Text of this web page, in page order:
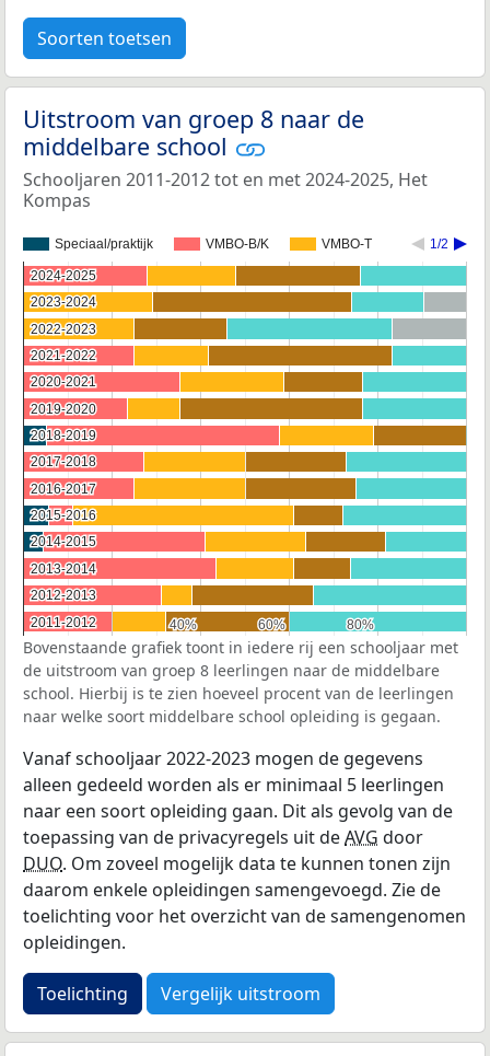
Soorten toetsen
Uitstroom van groep 8 naar de
middelbare school
Schooljaren 2011-2012 tot en met 2024-2025, Het
Kompas
Speciaal/praktijk VMBO-B/K VMBO-T 1/2
40%
40% 60%
60% 80%
80%
2024-2025
2024-2025
2023-2024
2023-2024
2022-2023
2022-2023
2021-2022
2021-2022
2020-2021
2020-2021
2019-2020
2019-2020
2018-2019
2018-2019
2017-2018
2017-2018
2016-2017
2016-2017
2015-2016
2015-2016
2014-2015
2014-2015
2013-2014
2013-2014
2012-2013
2012-2013
2011-2012
2011-2012
Bovenstaande grafiek toont in iedere rij een schooljaar met
de uitstroom van groep 8 leerlingen naar de middelbare
school. Hierbij is te zien hoeveel procent van de leerlingen
naar welke soort middelbare school opleiding is gegaan.
Vanaf schooljaar 2022-2023 mogen de gegevens
alleen gedeeld worden als er minimaal 5 leerlingen
naar een soort opleiding gaan. Dit als gevolg van de
toepassing van de privacyregels uit deAVG door
DUO. Om zoveel mogelijk data te kunnen tonen zijn
daarom enkele opleidingen samengevoegd. Zie de
toelichting voor het overzicht van de samengenomen
opleidingen.
Toelichting Vergelijk uitstroom